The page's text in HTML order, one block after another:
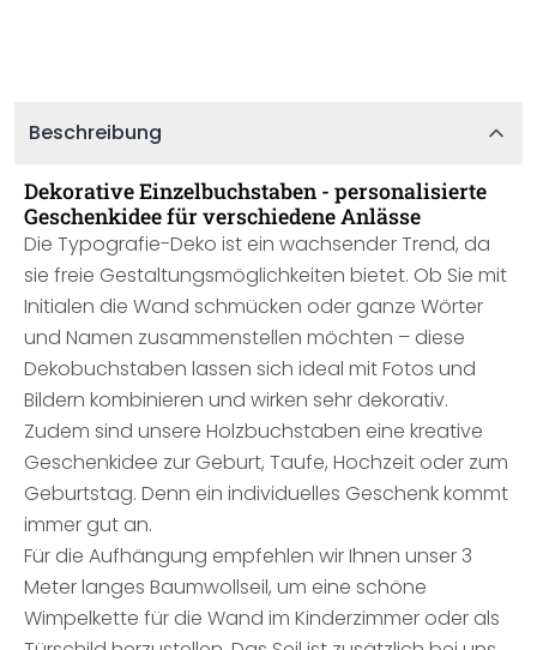
Beschreibung
Dekorative Einzelbuchstaben - personalisierte
Geschenkidee für verschiedene Anlässe
Die Typografie-Deko ist ein wachsender Trend, da
sie freie Gestaltungsmöglichkeiten bietet. Ob Sie mit
Initialen die Wand schmücken oder ganze Wörter
und Namen zusammenstellen möchten – diese
Dekobuchstaben lassen sich ideal mit Fotos und
Bildern kombinieren und wirken sehr dekorativ.
Zudem sind unsere Holzbuchstaben eine kreative
Geschenkidee zur Geburt, Taufe, Hochzeit oder zum
Geburtstag. Denn ein individuelles Geschenk kommt
immer gut an.
Für die Aufhängung empfehlen wir Ihnen unser 3
Meter langes Baumwollseil, um eine schöne
Wimpelkette für die Wand im Kinderzimmer oder als